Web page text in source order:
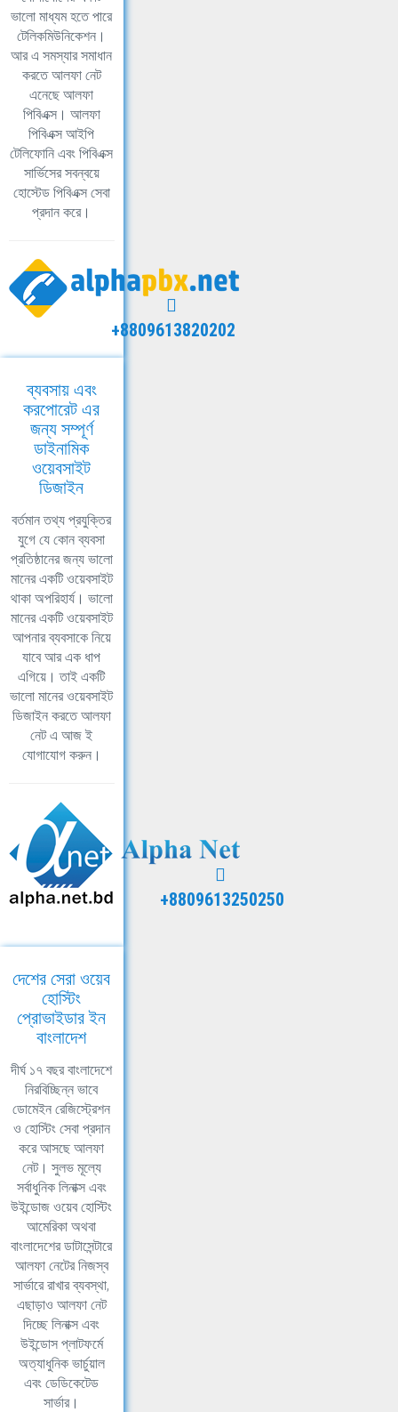
ভালো মাধ্যম হতে পারে
টেলিকমিউনিকেশন।
আর এ সমস্যার সমাধান
করতে আলফা নেট
এনেছে আলফা
পিবিএক্স। আলফা
পিবিএক্স আইপি
টেলিফোনি এবং পিবিএক্স
সার্ভিসের সবন্বয়ে
হোস্টেড পিবিএক্স সেবা
প্রদান করে।
+8809613820202
ব্যবসায় এবং
করপোরেট এর
জন্য সম্পূর্ণ
ডাইনামিক
ওয়েবসাইট
ডিজাইন
বর্তমান তথ্য প্রযুক্তির
যুগে যে কোন ব্যবসা
প্রতিষ্ঠানের জন্য ভালো
মানের একটি ওয়েবসাইট
থাকা অপরিহার্য। ভালো
মানের একটি ওয়েবসাইট
আপনার ব্যবসাকে নিয়ে
যাবে আর এক ধাপ
এগিয়ে। তাই একটি
ভালো মানের ওয়েবসাইট
ডিজাইন করতে আলফা
নেট এ আজ ই
যোগাযোগ করুন।
+8809613250250
দেশের সেরা ওয়েব
হোস্টিং
প্রোভাইডার ইন
বাংলাদেশ
দীর্ঘ ১৭ বছর বাংলাদেশে
নিরবিচ্ছিন্ন ভাবে
ডোমেইন রেজিস্ট্রেশন
ও হোস্টিং সেবা প্রদান
করে আসছে আলফা
নেট। সুলভ মূল্যে
সর্বাধুনিক লিনাক্স এবং
উইন্ডোজ ওয়েব হোস্টিং
আমেরিকা অথবা
বাংলাদেশের ডাটাসেন্টারে
আলফা নেটের নিজস্ব
সার্ভারে রাখার ব্যবস্থা,
এছাড়াও আলফা নেট
দিচ্ছে লিনাক্স এবং
উইন্ডোস প্লাটফর্মে
অত্যাধুনিক ভার্চুয়াল
এবং ডেডিকেটেড
সার্ভার।